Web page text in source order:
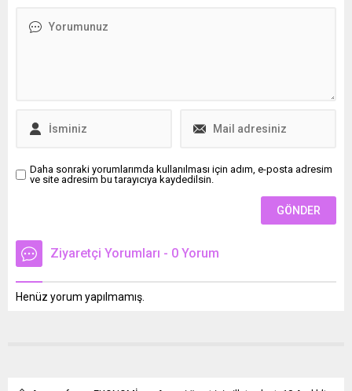
miras...
Daha sonraki yorumlarımda kullanılması için adım, e-posta adresim
ve site adresim bu tarayıcıya kaydedilsin.
Ziyaretçi Yorumları - 0 Yorum
Henüz yorum yapılmamış.